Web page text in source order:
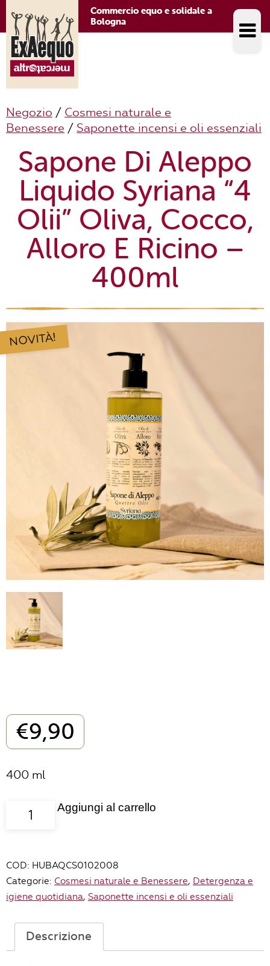
Commercio equo e solidale a
Bologna
Negozio / Cosmesi naturale e
Benessere / Saponette incensi e oli essenziali
Sapone Di Aleppo
Liquido Syriana “4
Olii” Oliva, Cocco,
Alloro E Ricino –
400ml
NOVITÀ!
€9,90
400 ml
Sapone
Syriana
"4
Olii"
Cocco,
Alloro
Aggiungi al carrello
COD: HUBAQCS0102008
Categorie: Cosmesi naturale e Benessere, Detergenza e
igiene quotidiana, Saponette incensi e oli essenziali
Descrizione